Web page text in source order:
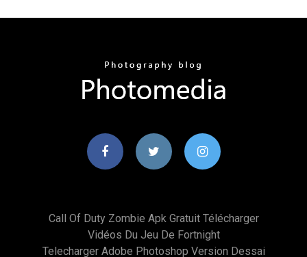
Call Of Duty Zombie Apk Gratuit Télécharger
Vidéos Du Jeu De Fortnight
Telecharger Adobe Photoshop Version Dessai